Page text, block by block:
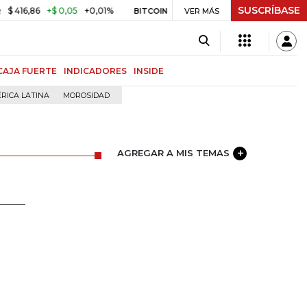
0,05 +0,01% BITCOIN US$ 64.968,40 US$ 856,80 +1,34%
VER MÁS SUSCRÍBASE
FUERTE INDICADORES INSIDE
LATINA MOROSIDAD
AGREGAR A MIS TEMAS